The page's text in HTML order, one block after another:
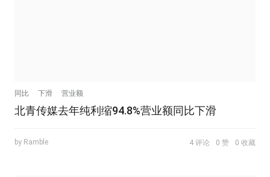
同比 下滑 营业额
北青传媒去年纯利缩94.8%营业额同比下滑
by Ramble 4 评论 0 赞 0 收藏